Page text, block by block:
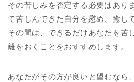
その苦しみを否定する必要はあり
て苦しんできた自分を慰め、癒し
その間は、できるだけあなたを苦
離をおくことをおすすめします。
あなたがその方が良いと望むなら